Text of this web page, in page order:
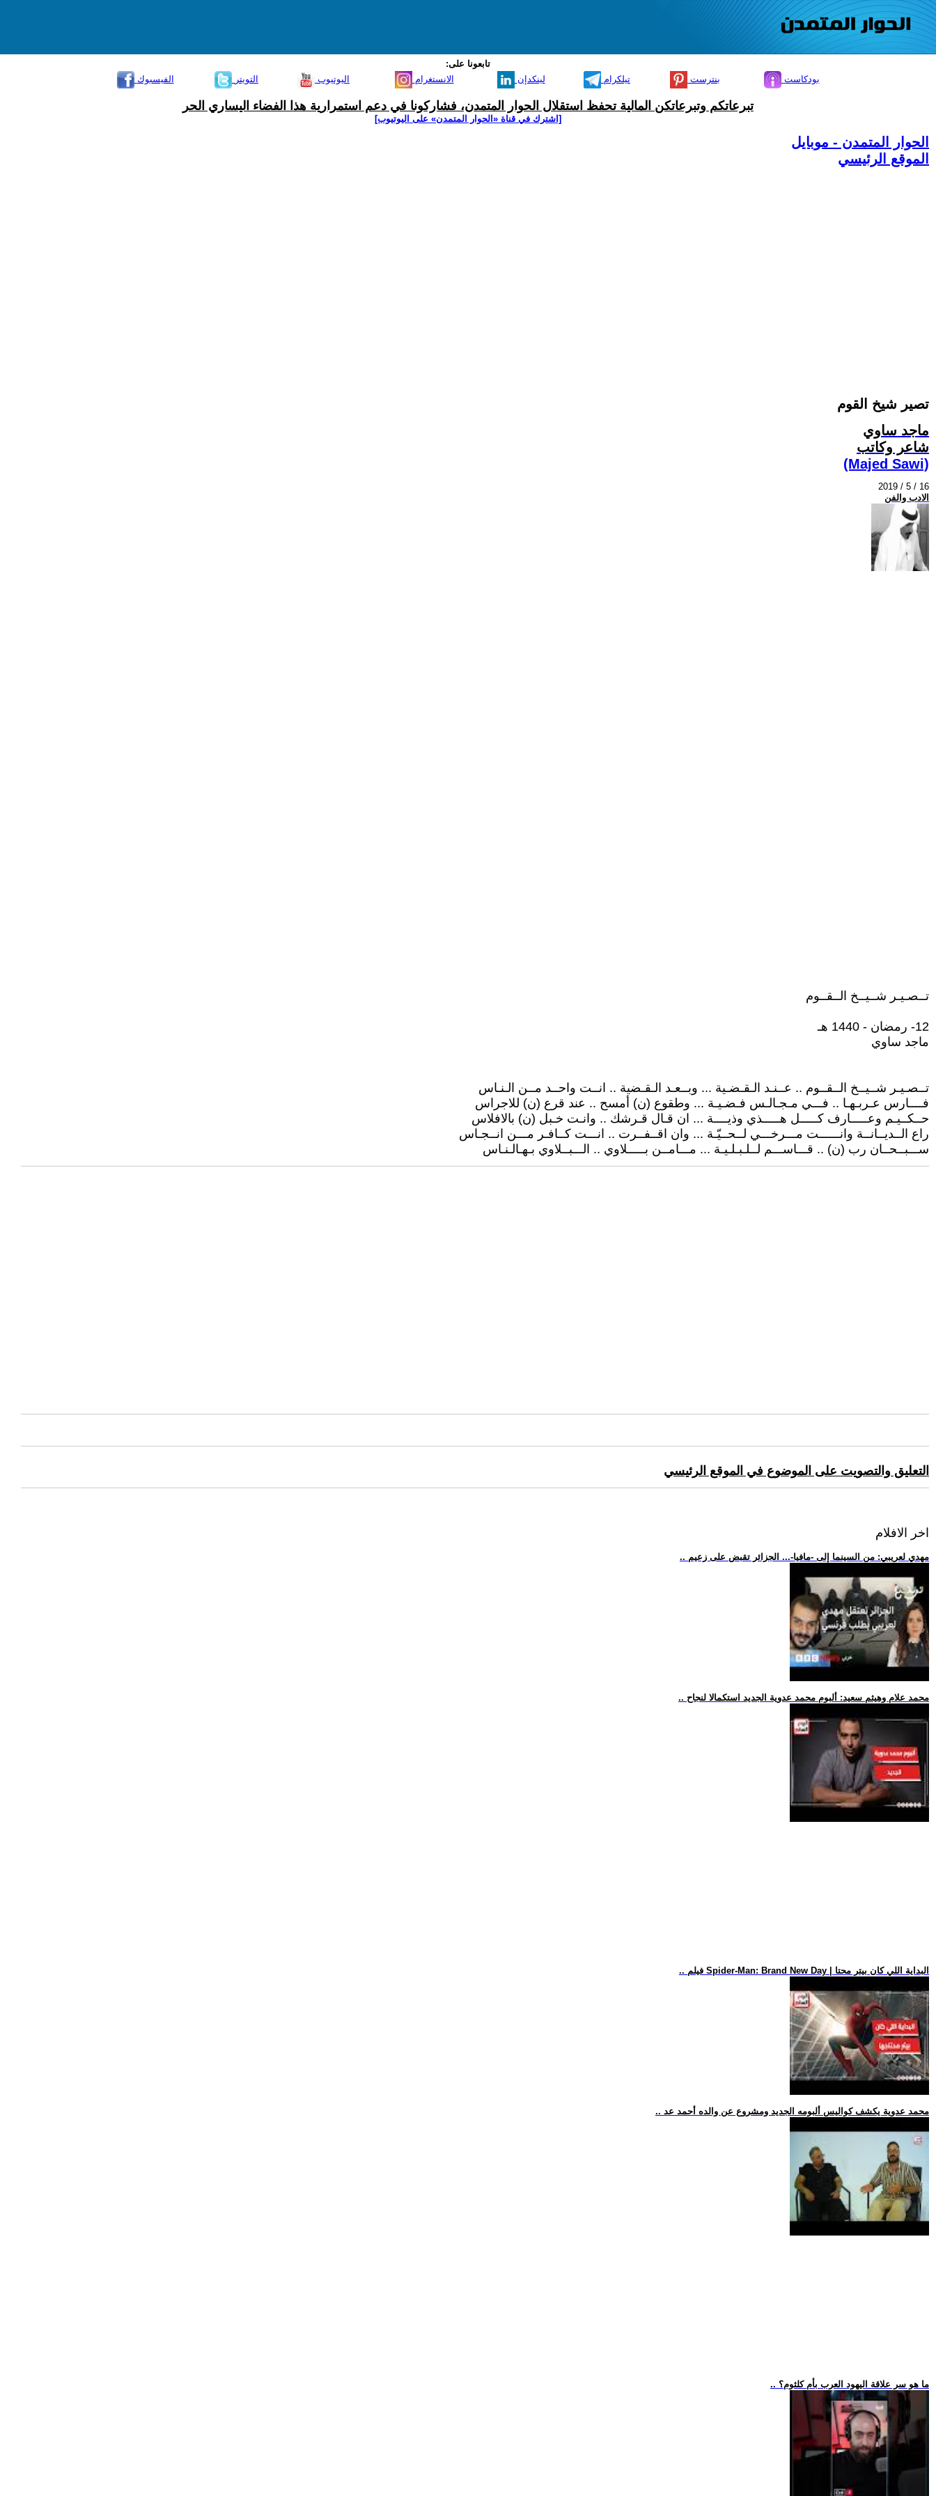
تابعونا على:
الفيسبوك
التويتر اليوتيوب الانستغرام لينكدإن تيلكرام بنترست بودكاست
تبرعاتكم وتبرعاتكن المالية تحفظ استقلال الحوار المتمدن، فشاركونا في دعم استمرارية هذا الفضاء اليساري الحر
[اشترك في قناة ‫«الحوار المتمدن» على اليوتيوب]
الحوار المتمدن - موبايل
الموقع الرئيسي
تصير شيخ القوم
ماجد ساوي
شاعر وكاتب
(Majed Sawi)
2019 / 5 / 16
الادب والفن
تــصـيـر شــيــخ الــقــوم
12- رمضان - 1440 هـ
ماجد ساوي
تــصـيـر شــيــخ الــقــوم .. عــنـد الـقـضـية ... وبــعـد الـقـضية .. انــت واحــد مــن الـنـاس
فــــارس عـربـهـا .. فـــي مـجـالـس فـضـيـة ... وطقوع (ن) أمسح .. عند قرع (ن) للاجراس
حــكــيـم وعـــــارف كـــــل هـــــذي وذيــــة ... ان قـال قـرشك .. وانـت خـبل (ن) بالافلاس
راع الــديــانــة وانــــــت مـــرخـــي لــحــيّـة ... وان اقــفــرت .. انـــت كــافـر مـــن انــجـاس
ســـبــحــان رب (ن) .. قـــاســـم لــلـبـلـيـة ... مـــامــن بـــــلاوي .. الـــبــلاوي بـهـالـنـاس
التعليق والتصويت على الموضوع في الموقع الرئيسي
اخر الافلام
.. مهدي لعريبي: من السينما إلى -مافيا-... الجزائر تقبض على زعيم
.. محمد علام وهيثم سعيد: ألبوم محمد عدوية الجديد استكمالا لنجاح
.. فيلم Spider-Man: Brand New Day | البداية اللي كان بيتر محتا
.. محمد عدوية يكشف كواليس ألبومه الجديد ومشروع عن والده أحمد عد
.. ما هو سر علاقة اليهود العرب بأم كلثوم؟